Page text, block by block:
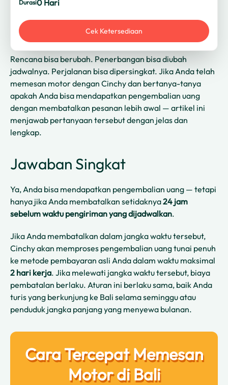
Durasi0 Hari
Cek Ketersediaan
Rencana bisa berubah. Penerbangan bisa diubah
jadwalnya. Perjalanan bisa dipersingkat. Jika Anda telah
memesan motor dengan Cinchy dan bertanya-tanya
apakah Anda bisa mendapatkan pengembalian uang
dengan membatalkan pesanan lebih awal — artikel ini
menjawab pertanyaan tersebut dengan jelas dan
lengkap.
Jawaban Singkat
Ya, Anda bisa mendapatkan pengembalian uang — tetapi
hanya jika Anda membatalkan setidaknya24 jam
sebelum waktu pengiriman yang dijadwalkan.
Jika Anda membatalkan dalam jangka waktu tersebut,
Cinchy akan memproses pengembalian uang tunai penuh
ke metode pembayaran asli Anda dalam waktu maksimal
2 hari kerja. Jika melewati jangka waktu tersebut, biaya
pembatalan berlaku. Aturan ini berlaku sama, baik Anda
turis yang berkunjung ke Bali selama seminggu atau
penduduk jangka panjang yang menyewa bulanan.
Cara Tercepat Memesan
Motor di Bali